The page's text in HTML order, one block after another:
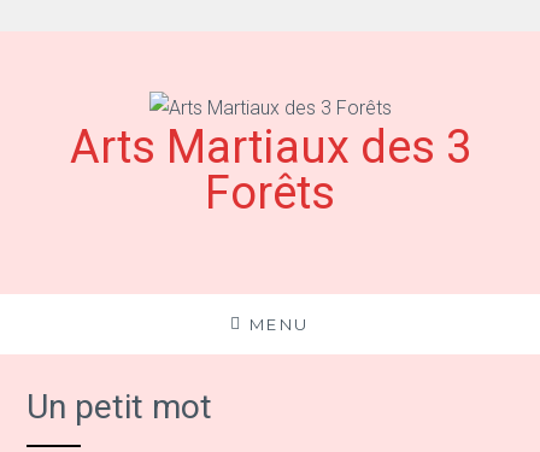
Arts Martiaux des 3
Forêts
MENU
Un petit mot